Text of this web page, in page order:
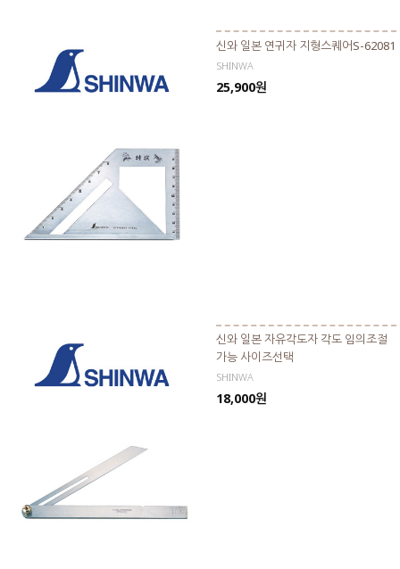
신와 일본 연귀자 지형스퀘어S-62081
SHINWA
25,900원
신와 일본 자유각도자 각도 임의조절
가능 사이즈선택
SHINWA
18,000원